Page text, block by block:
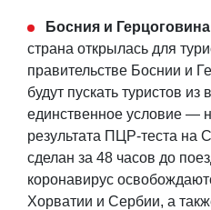
Босния и
страна открылась для
правительстве Боснии и
будут пускать туристов
единственное условие —
результата ПЦР-теста на
сделан за 48 часов до
коронавирус
Хорватии и Сербии, а